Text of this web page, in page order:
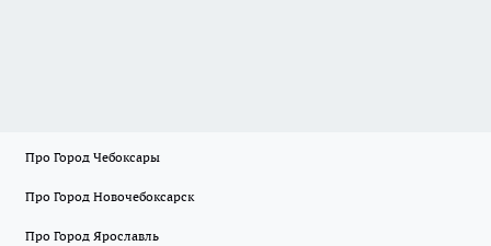
Про Город Чебоксары
Про Город Новочебоксарск
Про Город Ярославль